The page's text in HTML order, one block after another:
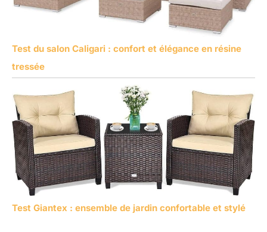
Test du salon Caligari : confort et élégance en résine
tressée
Test Giantex : ensemble de jardin confortable et stylé